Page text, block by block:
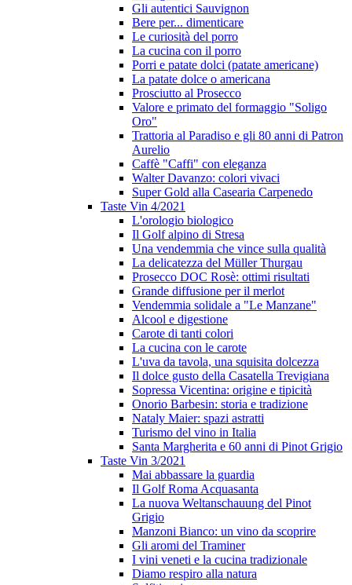
Gli autentici Sauvignon
Bere per... dimenticare
Le curiosità del porro
La cucina con il porro
Porri e patate dolci (patate americane)
La patate dolce o americana
Prosciutto al Prosecco
Valore e primato del formaggio "Soligo
Oro"
Trattoria al Paradiso e gli 80 anni di Patron
Aurelio
Caffè "Caffi" con eleganza
Walter Davanzo: colori vivaci
Super Gold alla Casearia Carpenedo
Taste Vin 4/2021
L'orologio biologico
Il Golf alpino di Stresa
Una vendemmia che vince sulla qualità
La delicatezza del Müller Thurgau
Prosecco DOC Rosè: ottimi risultati
Grande diffusione per il merlot
Vendemmia solidale a "Le Manzane"
Alcool e digestione
Carote di tanti colori
La cucina con le carote
L'uva da tavola, una squisita dolcezza
Il dolce gusto della Casatella Trevigiana
Sopressa Vicentina: origine e tipicità
Onorio Barbesin: storia e tradizione
Nataly Maier: spazi astratti
Turismo del vino in Italia
Santa Margherita e 60 anni di Pinot Grigio
Taste Vin 3/2021
Mai abbassare la guardia
Il Golf Roma Acquasanta
La nuova Weltanschauung del Pinot
Grigio
Manzoni Bianco: un vino da scoprire
Gli aromi del Traminer
I vini veneti e la cucina tradizionale
Diamo respiro alla natura